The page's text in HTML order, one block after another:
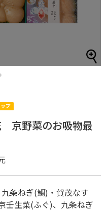
京野菜のお吸物最
条ねぎ(鯛)・賀茂なす
壬生菜(ふぐ)、九条ねぎ